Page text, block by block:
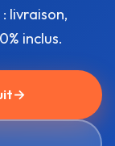
livraison,
inclus.
→